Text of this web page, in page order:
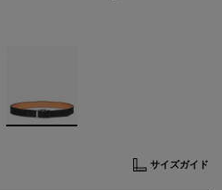
サイズガイド